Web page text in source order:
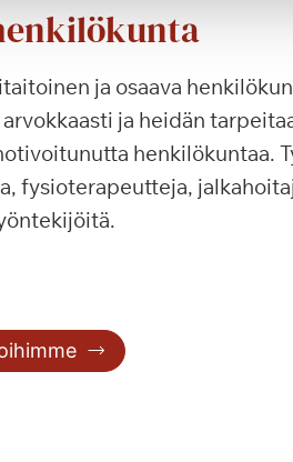
ja osaava
ja heidän
henkilökuntaa.
fysioterapeutteja,